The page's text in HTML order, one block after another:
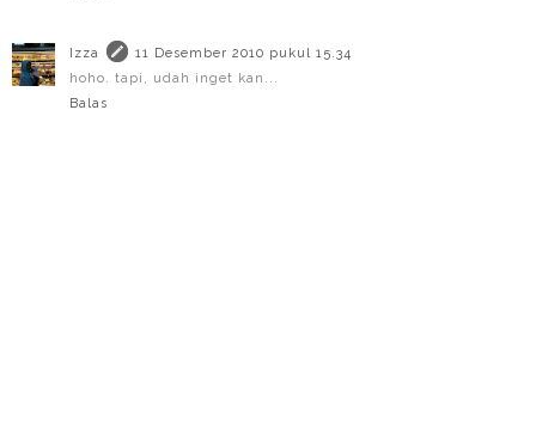
Izza
11 Desember 2010 pukul 15.34
hoho. tapi, udah inget kan...
Balas